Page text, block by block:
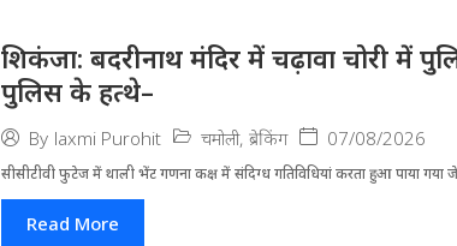
​शिकंजा: बदरीनाथ मंदिर में चढ़ावा चोरी में
पुलिस के हत्थे–
By laxmi Purohit चमोली, ब्रेकिंग 07/08/2026
सीसीटीवी फुटेज में थाली भेंट गणना कक्ष में संदिग्ध गतिविधियां करता हुआ पाया गया
Read More